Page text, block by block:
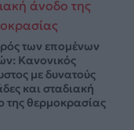
των επομένων
Κανονικός
με δυνατούς
και σταδιακή
της θερμοκρασίας